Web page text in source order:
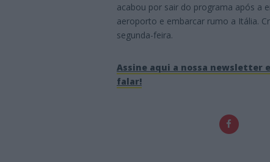
acabou por sair do programa após a
aeroporto e embarcar rumo a Itália.
segunda-feira.
Assine aqui a nossa newsletter
falar!